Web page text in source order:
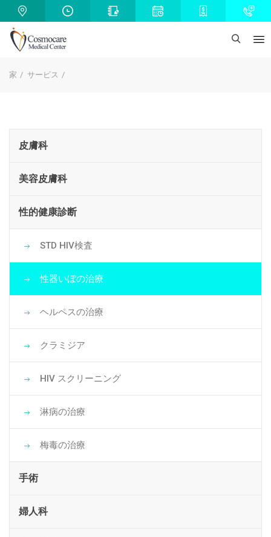
家 サービス
皮膚科
美容皮膚科
性的健康診断
STD HIV検査
性器いぼの治療
ヘルペスの治療
クラミジア
HIV スクリーニング
淋病の治療
梅毒の治療
手術
婦人科